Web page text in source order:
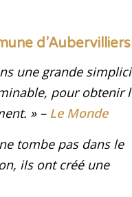
d’Aubervilliers
une grande
pour obtenir
. » – Le Monde
tombe pas dans le
ils ont créé une